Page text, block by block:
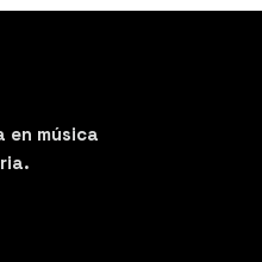
en música